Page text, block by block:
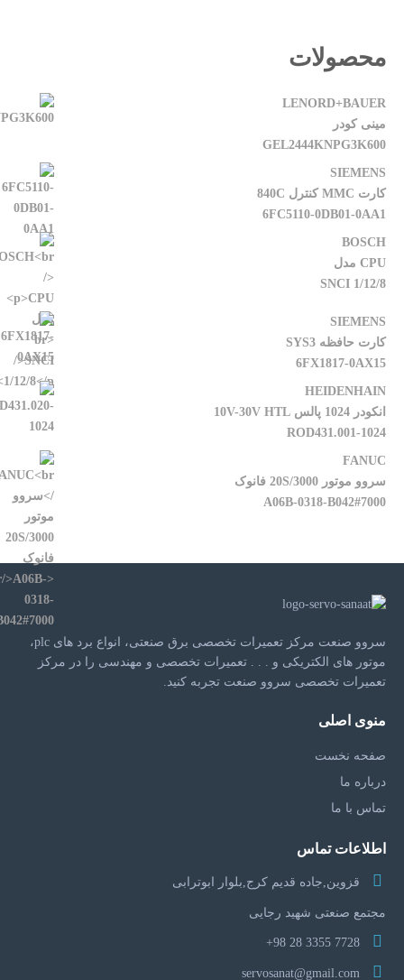
محصولات
LENORD+BAUER
مینی کودر
GEL2444KNPG3K600
SIEMENS
کارت MMC کنترل 840C
6FC5110-0DB01-0AA1
BOSCH
CPU مدل
SNCI 1/12/8
SIEMENS
کارت حافظه SYS3
6FX1817-0AX15
HEIDENHAIN
انکودر 1024 پالس 10V-30V HTL
ROD431.001-1024
FANUC
سروو موتور 20S/3000 فانوک
A06B-0318-B042#7000
سروو صنعت مرکز تعمیرات تخصصی برق صنعتی، انواع برد های plc،
موتور های الکتریکی و . . . تعمیرات تخصصی و مهندسی را در مرکز
تعمیرات تخصصی سروو صنعت تجربه کنید.
منوی اصلی
صفحه نخست
درباره ما
تماس با ما
اطلاعات تماس
قزوین,جاده قدیم کرج,بلوار ابوترابی
مجتمع صنعتی شهید رجایی